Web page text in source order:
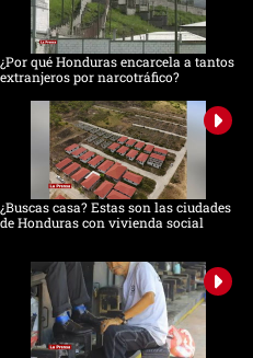
¿Por qué Honduras encarcela a tantos
extranjeros por narcotráfico?
¿Buscas casa? Estas son las ciudades
de Honduras con vivienda social